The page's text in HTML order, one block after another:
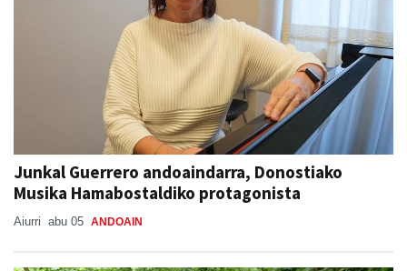
Junkal Guerrero andoaindarra, Donostiako
Musika Hamabostaldiko protagonista
Aiurri abu 05 ANDOAIN